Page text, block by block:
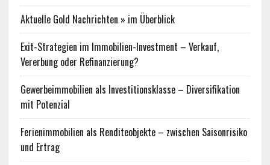
Aktuelle Gold Nachrichten » im Überblick
Exit-Strategien im Immobilien-Investment – Verkauf,
Vererbung oder Refinanzierung?
Gewerbeimmobilien als Investitionsklasse – Diversifikation
mit Potenzial
Ferienimmobilien als Renditeobjekte – zwischen Saisonrisiko
und Ertrag